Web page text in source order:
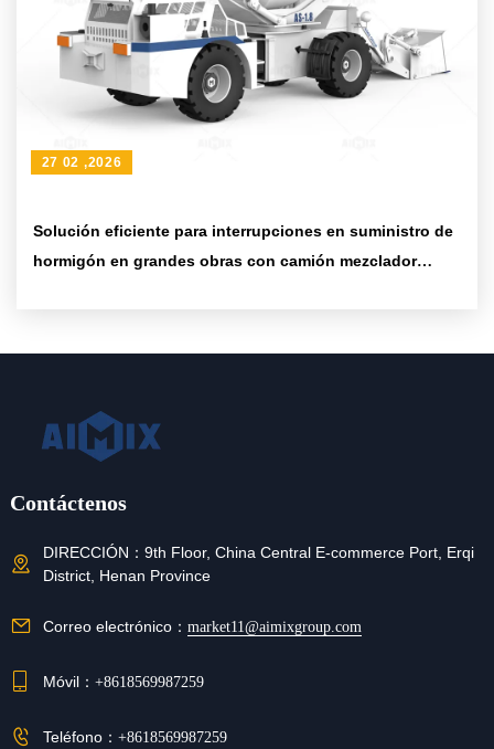
Solución eficiente para interrupciones en suministro de
hormigón en grandes obras con camión mezclador
27 02 ,2026
Contáctenos
DIRECCIÓN： 9th Floor, China Central E-commerce Port, Erqi
District, Henan Province
Correo electrónico： market11@aimixgroup.com
Móvil： +8618569987259
Teléfono： +8618569987259